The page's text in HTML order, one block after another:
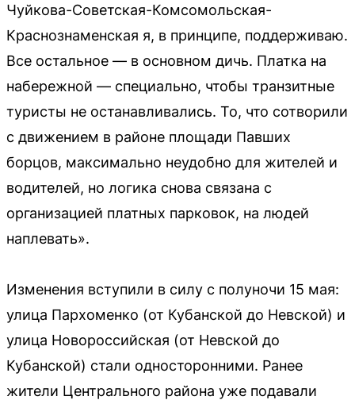
Чуйкова-Советская-Комсомольская-
Краснознаменская я, в принципе, поддерживаю.
Все остальное — в основном дичь. Платка на
набережной — специально, чтобы транзитные
туристы не останавливались. То, что сотворили
с движением в районе площади Павших
борцов, максимально неудобно для жителей и
водителей, но логика снова связана с
организацией платных парковок, на людей
наплевать».
Изменения вступили в силу с полуночи 15 мая:
улица Пархоменко (от Кубанской до Невской) и
улица Новороссийская (от Невской до
Кубанской) стали односторонними. Ранее
жители Центрального района уже подавали